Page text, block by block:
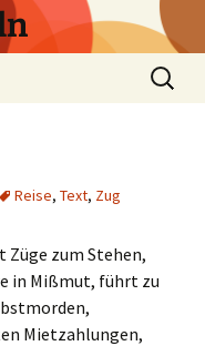
Suchen
nach:
Reise, Text, Zug
zum Stehen,
in Mißmut, führt zu
Mietzahlungen,